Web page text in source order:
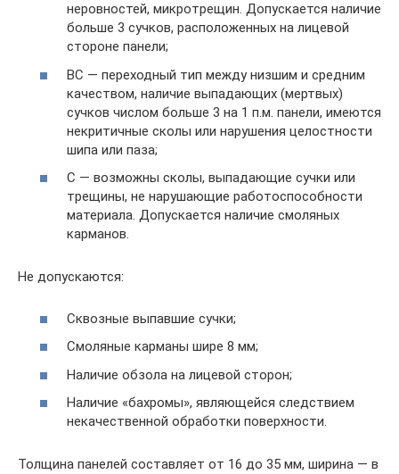
неровностей, микротрещин. Допускается наличие
больше 3 сучков, расположенных на лицевой
стороне панели;
ВС — переходный тип между низшим и средним
качеством, наличие выпадающих (мертвых)
сучков числом больше 3 на 1 п.м. панели, имеются
некритичные сколы или нарушения целостности
шипа или паза;
С — возможны сколы, выпадающие сучки или
трещины, не нарушающие работоспособности
материала. Допускается наличие смоляных
карманов.
Не допускаются:
Сквозные выпавшие сучки;
Смоляные карманы шире 8 мм;
Наличие обзола на лицевой сторон;
Наличие «бахромы», являющейся следствием
некачественной обработки поверхности.
Толщина панелей составляет от 16 до 35 мм, ширина — в